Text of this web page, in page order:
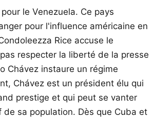
le Venezuela. Ce pays
pour l'influence américaine en
Rice accuse le
respecter la liberté de la presse
Chávez instaure un régime
Chávez est un président élu qui
prestige et qui peut se vanter
de sa population. Dès que Cuba et